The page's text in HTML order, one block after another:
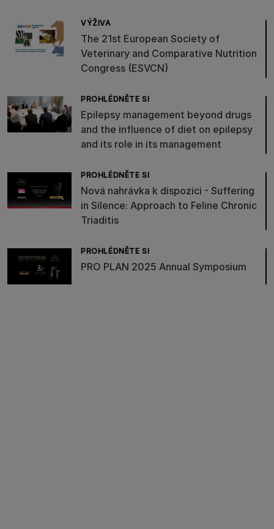
VÝŽIVA
The 21st European Society of
Veterinary and Comparative Nutrition
Congress (ESVCN)
PROHLÉDNĚTE SI
Epilepsy management beyond drugs
and the influence of diet on epilepsy
and its role in its management
PROHLÉDNĚTE SI
Nová nahrávka k dispozici - Suffering
in Silence: Approach to Feline Chronic
Triaditis
PROHLÉDNĚTE SI
PRO PLAN 2025 Annual Symposium